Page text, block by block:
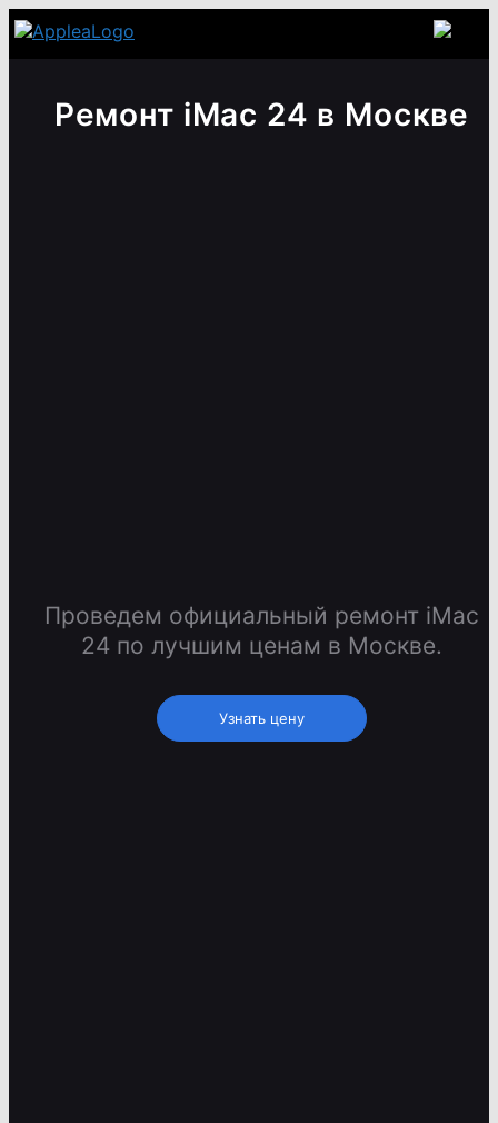
Ремонт iMac 24 в Москве
Проведем официальный ремонт iMac
24 по лучшим ценам в Москве.
Узнать цену